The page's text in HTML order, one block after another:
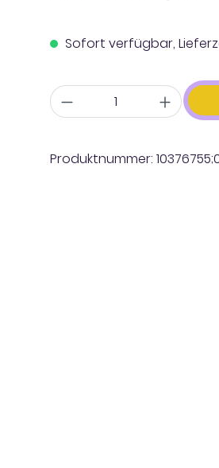
Sofort verfügbar,
Anzahl
Produktnummer: